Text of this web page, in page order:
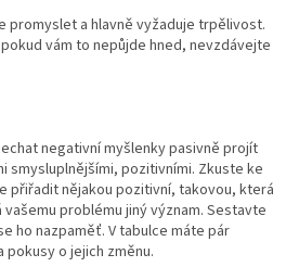
promyslet a hlavně vyžaduje trpělivost.
vám to nepůjde hned, nevzdávejte
negativní myšlenky pasivně projít
smysluplnějšími, pozitivními. Zkuste ke
přiřadit nějakou pozitivní, takovou, která
problému jiný význam. Sestavte
ho nazpaměť. V tabulce máte pár
o jejich změnu.